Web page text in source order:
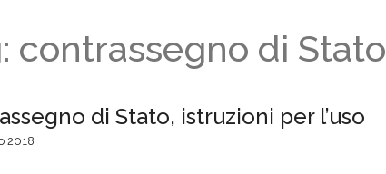
contrassegno di Stato
di Stato, istruzioni per l’uso
2018